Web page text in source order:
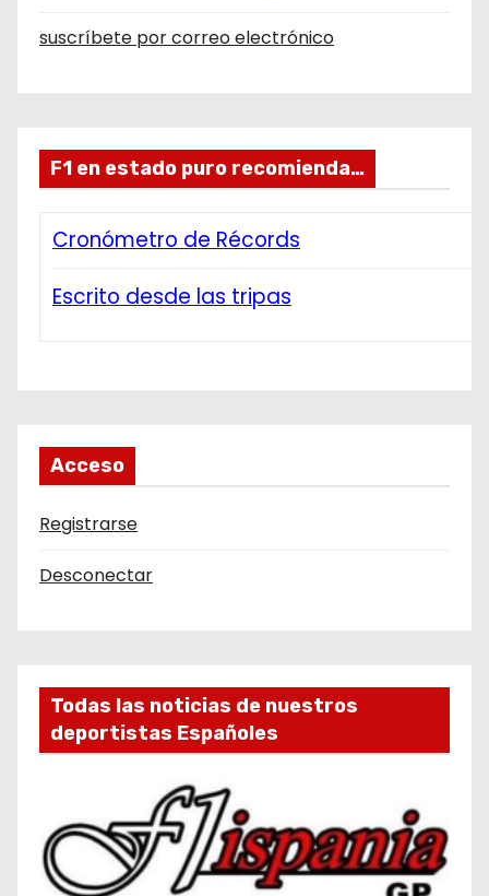
suscríbete por correo electrónico
F1 en estado puro recomienda…
Cronómetro de Récords
Escrito desde las tripas
Acceso
Registrarse
Desconectar
Todas las noticias de nuestros
deportistas Españoles